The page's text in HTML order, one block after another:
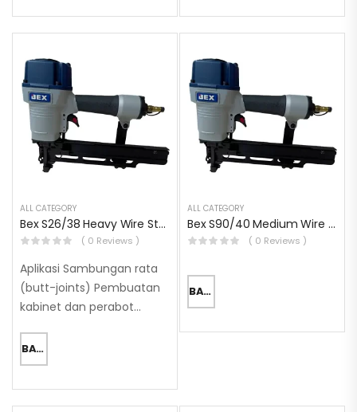
ideal untuk pekerjaan
dan rangka bangunan
lantai dasar (sub-floor)
ALL CATEGORY
Bex S26/38 Heavy Wire Stapler
( 0 Reviews )
Aplikasi Sambungan rata
(butt-joints) Pembuatan
kabinet dan perabot
Pemasangan papan isolasi
busa (foam insulation
material dengan kertas
BACA SELENGKAPNYA
ALL CATEGORY
Bex S90/40 Medium Wire Stapler
( 0 Reviews )
BACA SELENGKAPNYA